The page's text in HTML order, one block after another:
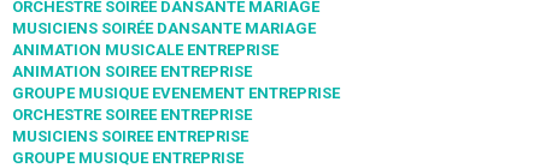
ORCHESTRE SOIRÉE DANSANTE MARIAGE
MUSICIENS SOIRÉE DANSANTE MARIAGE
ANIMATION MUSICALE ENTREPRISE
ANIMATION SOIREE ENTREPRISE
GROUPE MUSIQUE EVENEMENT ENTREPRISE
ORCHESTRE SOIREE ENTREPRISE
MUSICIENS SOIREE ENTREPRISE
GROUPE MUSIQUE ENTREPRISE